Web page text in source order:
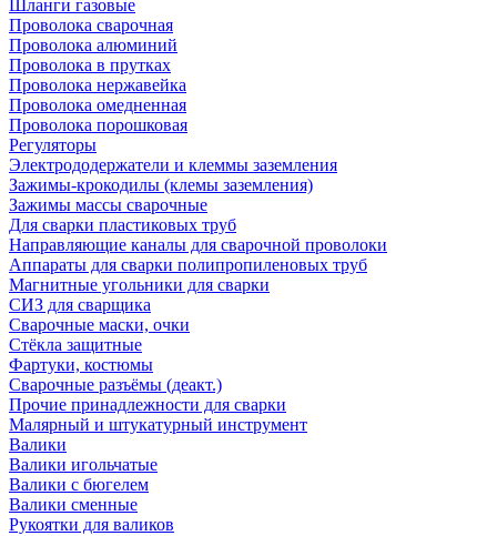
Шланги газовые
Проволока сварочная
Проволока алюминий
Проволока в прутках
Проволока нержавейка
Проволока омедненная
Проволока порошковая
Регуляторы
Электрододержатели и клеммы заземления
Зажимы-крокодилы (клемы заземления)
Зажимы массы сварочные
Для сварки пластиковых труб
Направляющие каналы для сварочной проволоки
Аппараты для сварки полипропиленовых труб
Магнитные угольники для сварки
СИЗ для сварщика
Сварочные маски, очки
Стёкла защитные
Фартуки, костюмы
Сварочные разъёмы (деакт.)
Прочие принадлежности для сварки
Малярный и штукатурный инструмент
Валики
Валики игольчатые
Валики с бюгелем
Валики сменные
Рукоятки для валиков